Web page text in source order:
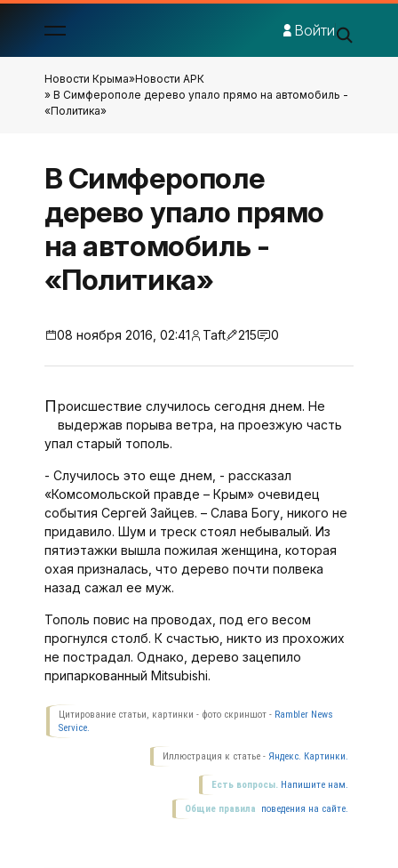
Войти
Новости Крыма»Новости АРК
» В Симферополе дерево упало прямо на автомобиль -
«Политика»
В Симферополе
дерево упало прямо
на автомобиль -
«Политика»
08 ноября 2016, 02:41 Taft 215 0
Происшествие случилось сегодня днем. Не
выдержав порыва ветра, на проезжую часть
упал старый тополь.
- Случилось это еще днем, - рассказал
«Комсомольской правде – Крым» очевидец
события Сергей Зайцев. – Слава Богу, никого не
придавило. Шум и треск стоял небывалый. Из
пятиэтажки вышла пожилая женщина, которая
охая призналась, что дерево почти полвека
назад сажал ее муж.
Тополь повис на проводах, под его весом
прогнулся столб. К счастью, никто из прохожих
не пострадал. Однако, дерево зацепило
припаркованный Mitsubishi.
Цитирование статьи, картинки - фото скриншот - Rambler News
Service.
Иллюстрация к статье - Яндекс. Картинки.
Есть вопросы. Напишите нам.
Общие правила поведения на сайте.